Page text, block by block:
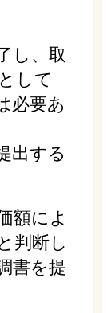
し、取
して
必要あ
出する
額によ
判断し
書を提